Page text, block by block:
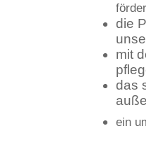
die
mit
das
ein